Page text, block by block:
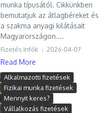
munka típusától. Cikkünkben
bemutatjuk az átlagbéreket és
a szakma anyagi kilátásait
Magyarországon....
Fizetés Infók 2026-04-07
Read More
Alkalmazotti fizetések
Fizikai munka fizetések
Mennyit keres?
Vállalkozás fizetések